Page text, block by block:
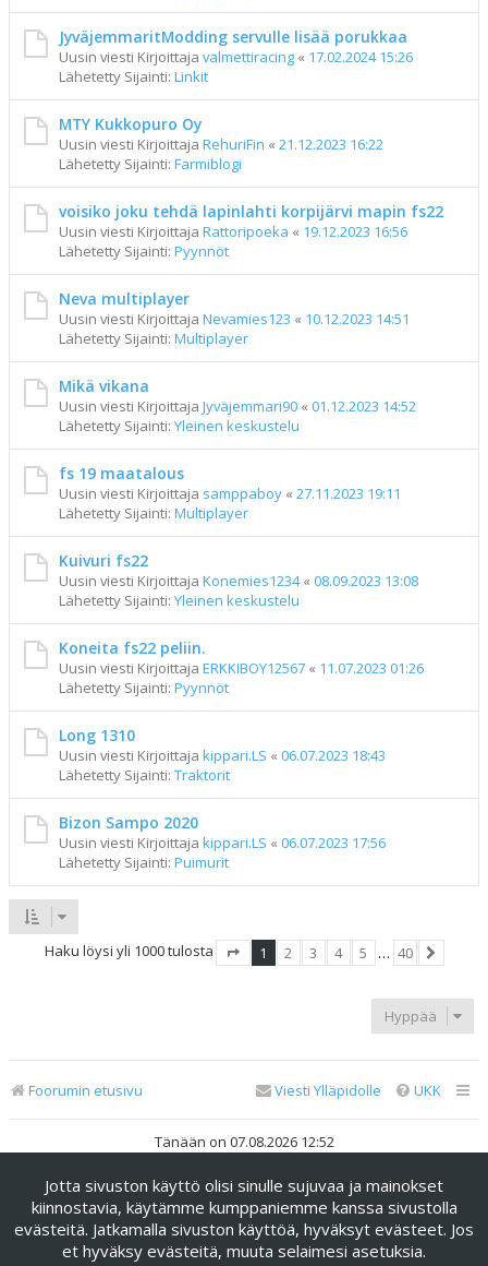
JyväjemmaritModding servulle lisää porukkaa
Uusin viesti Kirjoittaja valmettiracing « 17.02.2024 15:26
Lähetetty Sijainti: Linkit
MTY Kukkopuro Oy
Uusin viesti Kirjoittaja RehuriFin « 21.12.2023 16:22
Lähetetty Sijainti: Farmiblogi
voisiko joku tehdä lapinlahti korpijärvi mapin fs22
Uusin viesti Kirjoittaja Rattoripoeka « 19.12.2023 16:56
Lähetetty Sijainti: Pyynnöt
Neva multiplayer
Uusin viesti Kirjoittaja Nevamies123 « 10.12.2023 14:51
Lähetetty Sijainti: Multiplayer
Mikä vikana
Uusin viesti Kirjoittaja Jyväjemmari90 « 01.12.2023 14:52
Lähetetty Sijainti: Yleinen keskustelu
fs 19 maatalous
Uusin viesti Kirjoittaja samppaboy « 27.11.2023 19:11
Lähetetty Sijainti: Multiplayer
Kuivuri fs22
Uusin viesti Kirjoittaja Konemies1234« 08.09.2023 13:08
Lähetetty Sijainti: Yleinen keskustelu
Koneita fs22 peliin.
Uusin viesti Kirjoittaja ERKKIBOY12567 « 11.07.2023 01:26
Lähetetty Sijainti: Pyynnöt
Long 1310
Uusin viesti Kirjoittaja kippari.LS « 06.07.2023 18:43
Lähetetty Sijainti: Traktorit
Bizon Sampo 2020
Uusin viesti Kirjoittaja kippari.LS « 06.07.2023 17:56
Lähetetty Sijainti: Puimurit
Haku löysi yli 1000 tulosta
1 2 3 4 5 … 40
Hyppää
Foorumin etusivu UKK
Viesti Ylläpidolle
Tänään on 07.08.2026 12:52
Keskustelufoorumin ohjelmistophpBB® Forum Software ©
phpBB Limited
Käännös: phpBB Suomi (lurttinen, harritapio, Pettis)
phpBB Metro Theme byPixelGoose Studio
Jotta sivuston käyttö olisi sinulle sujuvaa ja mainokset
kiinnostavia, käytämme kumppaniemme kanssa sivustolla
evästeitä. Jatkamalla sivuston käyttöä, hyväksyt evästeet. Jos
et hyväksy evästeitä, muuta selaimesi asetuksia.